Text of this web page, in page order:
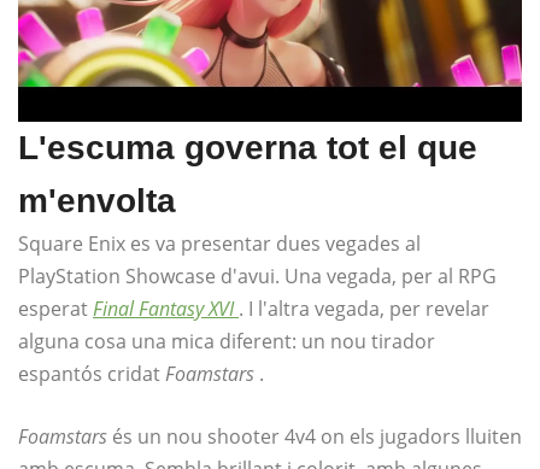
L'escuma governa tot el que
m'envolta
Square Enix es va presentar dues vegades al
PlayStation Showcase d'avui. Una vegada, per al RPG
esperatFinal Fantasy XVI . I l'altra vegada, per revelar
alguna cosa una mica diferent: un nou tirador
espantós cridatFoamstars .
Foamstars és un nou shooter 4v4 on els jugadors lluiten